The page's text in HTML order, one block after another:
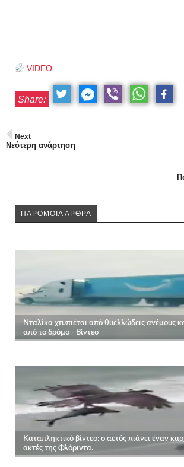
VIDEO
Share:
Next
Νεότερη ανάρτηση
ΠΑΡΟΜΟΙΑ ΑΡΘΡΑ